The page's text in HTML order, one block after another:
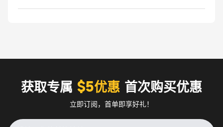
获取专属 $5优惠 首次购买优惠
立即订阅，首单即享好礼！